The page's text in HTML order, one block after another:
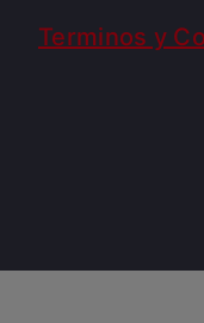
Terminos y